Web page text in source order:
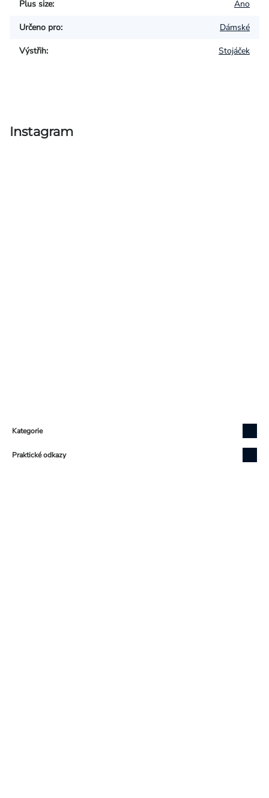
Plus size: Ano
Určeno pro: Dámské
Výstřih: Stojáček
Instagram
Kategorie
Praktické odkazy